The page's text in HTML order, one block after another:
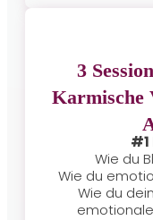
3
Karmische
#1
Wie du
Wie du
Wie du